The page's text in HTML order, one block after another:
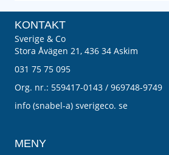
KONTAKT
Sverige & Co
Stora Åvägen 21, 436 34 Askim
031 75 75 095
Org. nr.: 559417-0143 / 969748-9749
info (snabel-a) sverigeco. se
MENY